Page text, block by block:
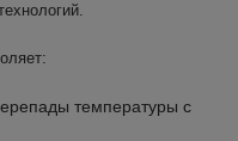
температуры с